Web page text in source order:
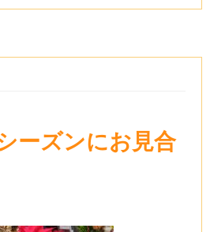
ーズンにお見合